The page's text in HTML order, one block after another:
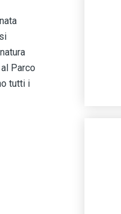
Parco
tutti i